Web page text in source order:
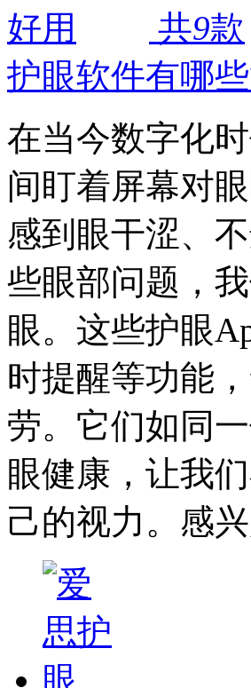
共9款
护眼软件有哪
在当今数字化
间盯着屏幕对
感到眼干涩、
些眼部问题，
眼。这些护眼
时提醒等功能
劳。它们如同
眼健康，让我
己的视力。感